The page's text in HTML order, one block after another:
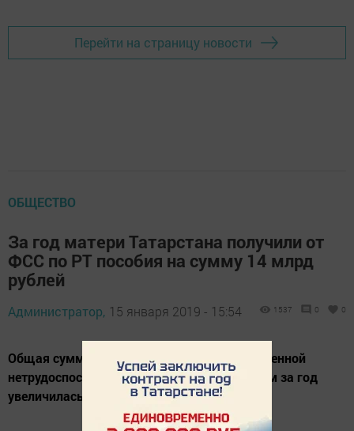
Перейти на страницу новости
ОБЩЕСТВО
За год матери Татарстана получили от
ФСС по РТ пособия на сумму 14 млрд
рублей
Администратор, 15 января 2019 - 15:54 1537 0 0
Общая сумма расходов на пособия по временной
нетрудоспособности в связи с материнством за год
увеличилась на 400 млн рублей.